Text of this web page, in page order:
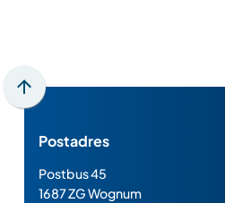
Scroll
boven
het
Postadres
Postbus 45
1687 ZG Wognum